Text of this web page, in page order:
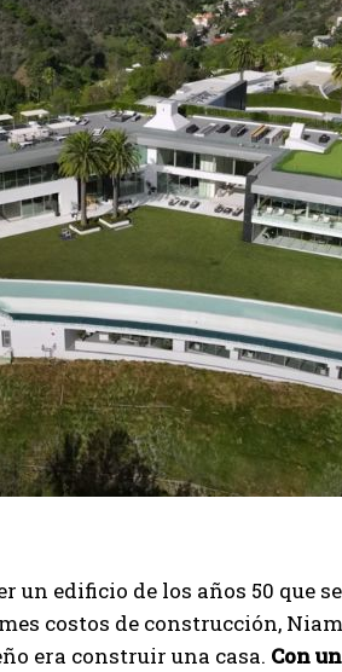
un edificio de los años 50 que
costos de construcción,
era construir una casa. Con